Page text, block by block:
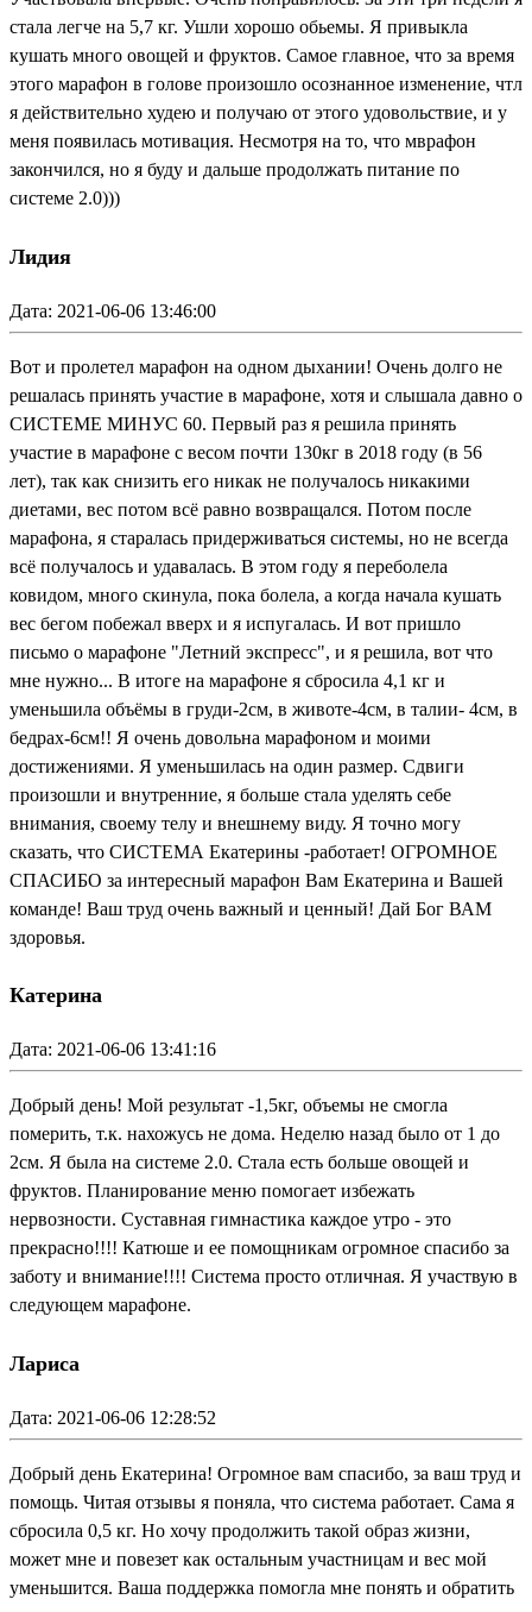
стала легче на 5,7 кг. Ушли хорошо обьемы. Я привыкла
кушать много овощей и фруктов. Самое главное, что за время
этого марафон в голове произошло осознанное изменение, чтл
я действительно худею и получаю от этого удовольствие, и у
меня появилась мотивация. Несмотря на то, что мврафон
закончился, но я буду и дальше продолжать питание по
системе 2.0)))
Лидия
Дата: 2021-06-06 13:46:00
Вот и пролетел марафон на одном дыхании! Очень долго не
решалась принять участие в марафоне, хотя и слышала давно о
СИСТЕМЕ МИНУС 60. Первый раз я решила принять
участие в марафоне с весом почти 130кг в 2018 году (в 56
лет), так как снизить его никак не получалось никакими
диетами, вес потом всё равно возвращался. Потом после
марафона, я старалась придерживаться системы, но не всегда
всё получалось и удавалась. В этом году я переболела
ковидом, много скинула, пока болела, а когда начала кушать
вес бегом побежал вверх и я испугалась. И вот пришло
письмо о марафоне "Летний экспресс", и я решила, вот что
мне нужно... В итоге на марафоне я сбросила 4,1 кг и
уменьшила объёмы в груди-2см, в животе-4см, в талии- 4см, в
бедрах-6см!! Я очень довольна марафоном и моими
достижениями. Я уменьшилась на один размер. Сдвиги
произошли и внутренние, я больше стала уделять себе
внимания, своему телу и внешнему виду. Я точно могу
сказать, что СИСТЕМА Екатерины -работает! ОГРОМНОЕ
СПАСИБО за интересный марафон Вам Екатерина и Вашей
команде! Ваш труд очень важный и ценный! Дай Бог ВАМ
здоровья.
Катерина
Дата: 2021-06-06 13:41:16
Добрый день! Мой результат -1,5кг, объемы не смогла
померить, т.к. нахожусь не дома. Неделю назад было от 1 до
2см. Я была на системе 2.0. Стала есть больше овощей и
фруктов. Планирование меню помогает избежать
нервозности. Суставная гимнастика каждое утро - это
прекрасно!!!! Катюше и ее помощникам огромное спасибо за
заботу и внимание!!!! Система просто отличная. Я участвую в
следующем марафоне.
Лариса
Дата: 2021-06-06 12:28:52
Добрый день Екатерина! Огромное вам спасибо, за ваш труд и
помощь. Читая отзывы я поняла, что система работает. Сама я
сбросила 0,5 кг. Но хочу продолжить такой образ жизни,
может мне и повезет как остальным участницам и вес мой
уменьшится. Ваша поддержка помогла мне понять и обратить